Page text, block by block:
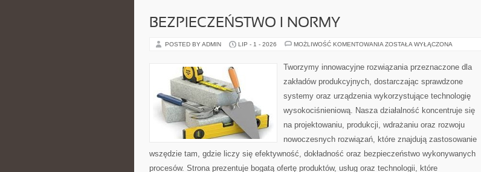
BEZPIECZEŃSTWO I NORMY
POSTED BY ADMIN LIP - 1 - 2026 MOŻLIWOŚĆ KOMENTOWANIA BEZPIECZEŃSTWO
ZOSTAŁA WYŁĄCZONA
Tworzymy innowacyjne rozwiązania przeznaczone dla
zakładów produkcyjnych, dostarczając sprawdzone
systemy oraz urządzenia wykorzystujące technologię
wysokociśnieniową. Nasza działalność koncentruje się
na projektowaniu, produkcji, wdrażaniu oraz rozwoju
nowoczesnych rozwiązań, które znajdują zastosowanie
wszędzie tam, gdzie liczy się efektywność, dokładność oraz bezpieczeństwo wykonywanych
procesów. Strona prezentuje bogatą ofertę produktów, usług oraz technologii, które